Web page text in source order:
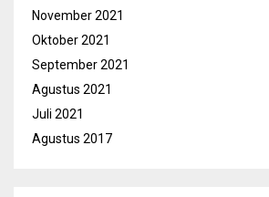
November 2021
Oktober 2021
September 2021
Agustus 2021
Juli 2021
Agustus 2017